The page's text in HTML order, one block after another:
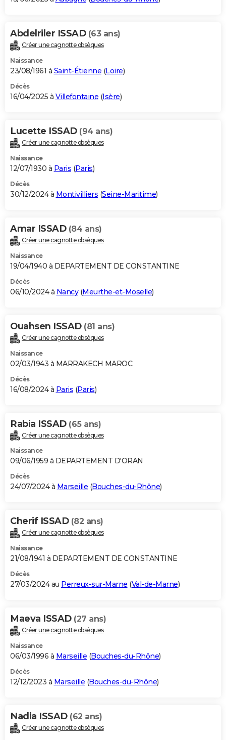
Abdelriler ISSAD (63 ans)
Créer une cagnotte obsèques
Naissance
23/08/1961 à Saint-Étienne (Loire)
Décès
16/04/2025 à Villefontaine (Isère)
Lucette ISSAD (94 ans)
Créer une cagnotte obsèques
Naissance
12/07/1930 à Paris (Paris)
Décès
30/12/2024 à Montivilliers (Seine-Maritime)
Amar ISSAD (84 ans)
Créer une cagnotte obsèques
Naissance
19/04/1940 à DEPARTEMENT DE CONSTANTINE
Décès
06/10/2024 à Nancy(Meurthe-et-Moselle)
Ouahsen ISSAD (81 ans)
Créer une cagnotte obsèques
Naissance
02/03/1943 à MARRAKECH MAROC
Décès
16/08/2024 à Paris (Paris)
Rabia ISSAD (65 ans)
Créer une cagnotte obsèques
Naissance
09/06/1959 à DEPARTEMENT D'ORAN
Décès
24/07/2024 à Marseille (Bouches-du-Rhône)
Cherif ISSAD (82 ans)
Créer une cagnotte obsèques
Naissance
21/08/1941 à DEPARTEMENT DE CONSTANTINE
Décès
27/03/2024 au Perreux-sur-Marne (Val-de-Marne)
Maeva ISSAD (27 ans)
Créer une cagnotte obsèques
Naissance
06/03/1996 à Marseille (Bouches-du-Rhône)
Décès
12/12/2023 à Marseille (Bouches-du-Rhône)
Nadia ISSAD (62 ans)
Créer une cagnotte obsèques